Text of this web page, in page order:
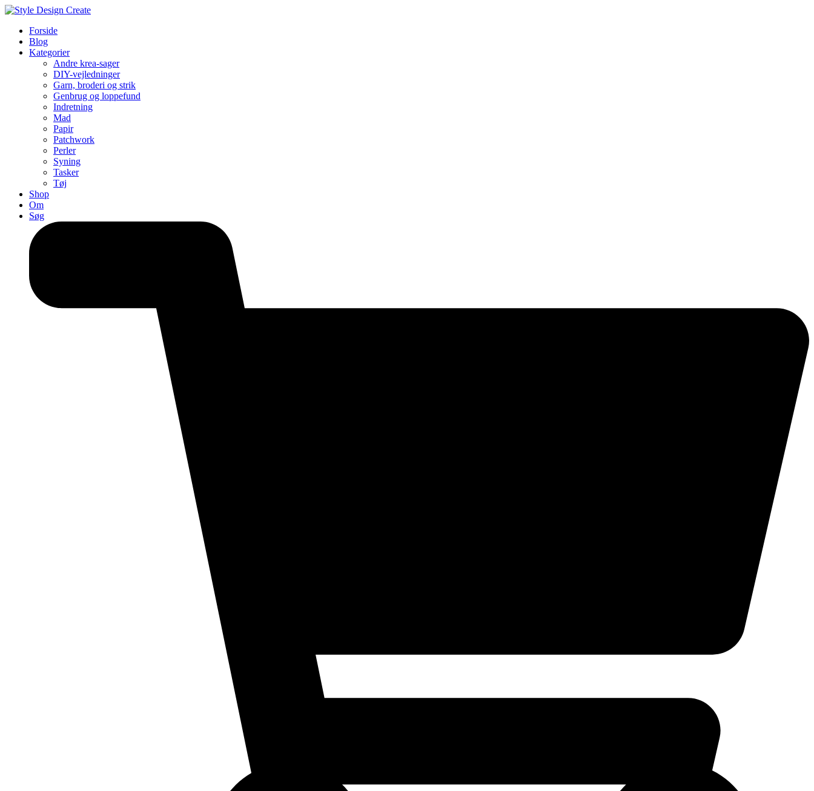
Forside
Blog
Kategorier
Andre krea-sager
DIY-vejledninger
Garn, broderi og strik
Genbrug og loppefund
Indretning
Mad
Papir
Patchwork
Perler
Syning
Tasker
Tøj
Shop
Om
Søg